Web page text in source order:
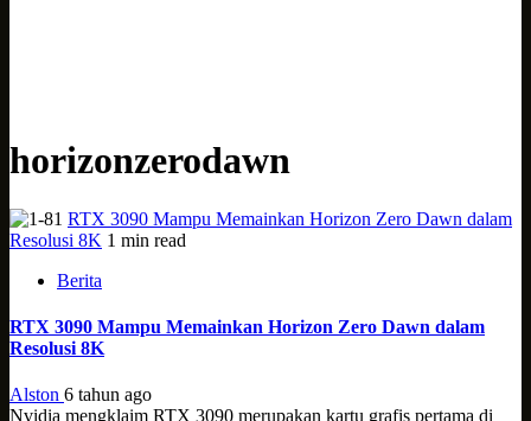
horizonzerodawn
RTX 3090 Mampu Memainkan Horizon Zero Dawn dalam
Resolusi 8K 1 min read
Berita
RTX 3090 Mampu Memainkan Horizon Zero Dawn dalam
Resolusi 8K
Alston 6 tahun ago
Nvidia mengklaim RTX 3090 merupakan kartu grafis pertama di